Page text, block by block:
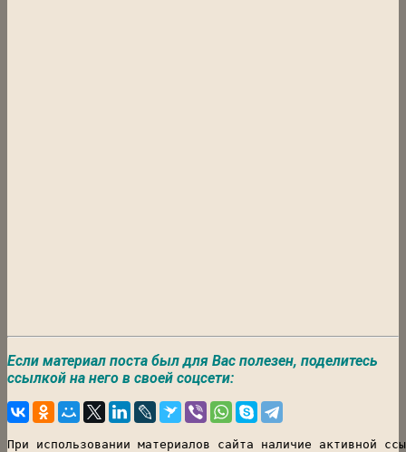
Если материал поста был для Вас полезен, поделитесь
ссылкой на него в своей соцсети:
При использовании материалов сайта наличие активной